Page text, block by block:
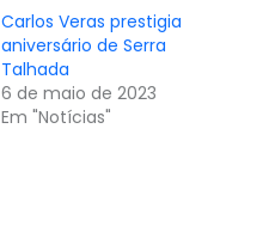
Carlos Veras prestigia
aniversário de Serra
Talhada
6 de maio de 2023
Em "Notícias"